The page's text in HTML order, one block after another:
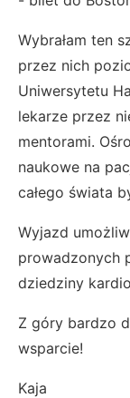
Wybrałam ten
przez nich
Uniwersytetu
lekarze przez
mentorami.
naukowe na
całego świata
Wyjazd
prowadzonych
dziedziny
Z góry bardzo
wsparcie!
Kaja